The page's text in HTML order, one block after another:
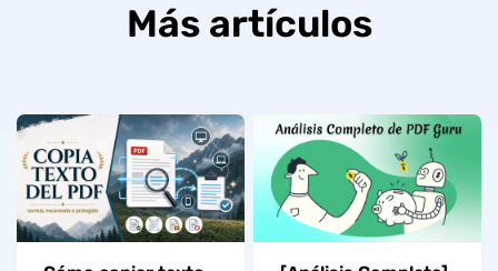
Más artículos